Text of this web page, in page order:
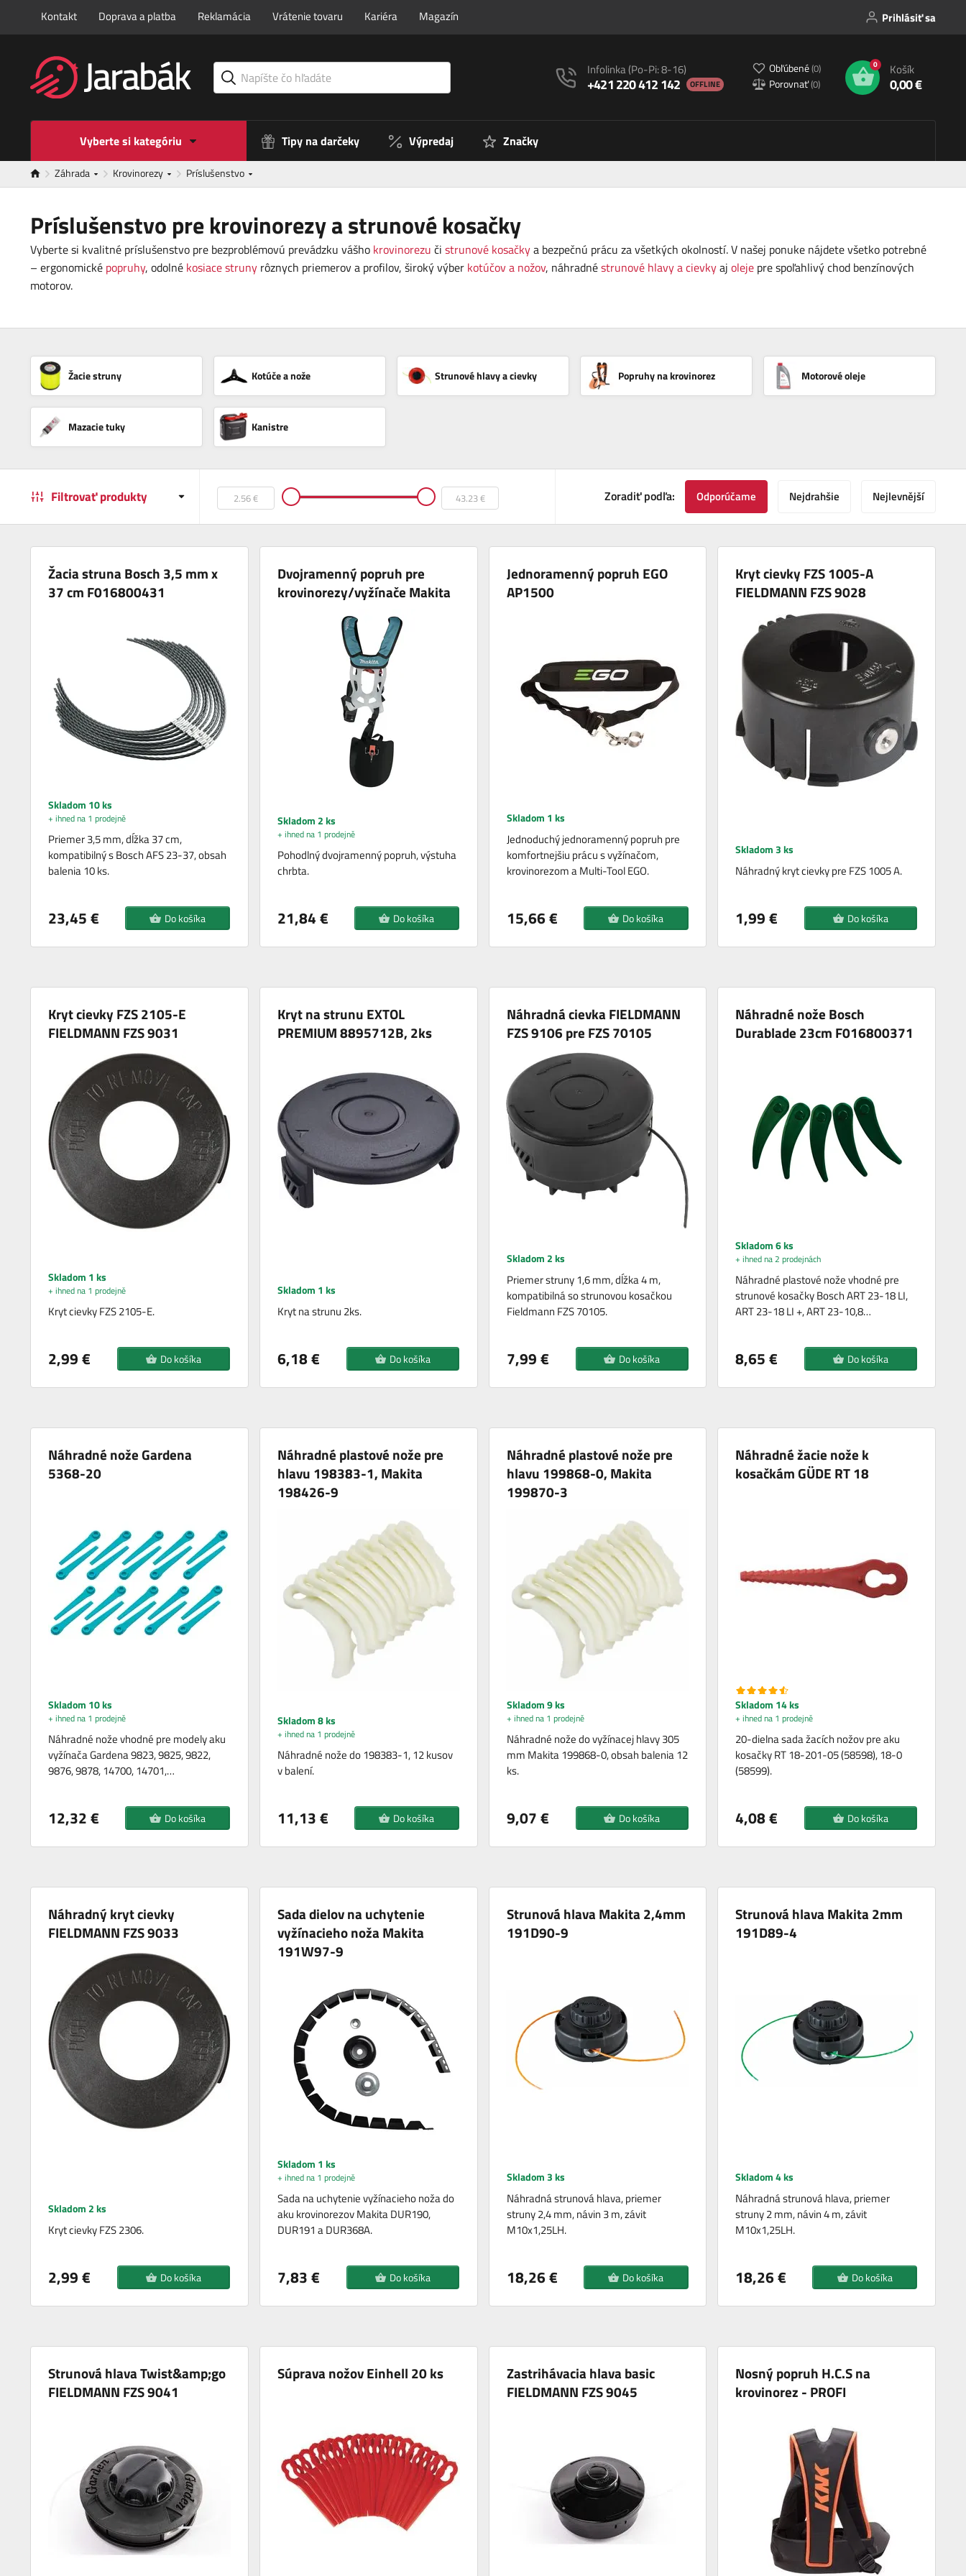
Kontakt Doprava a platba Reklamácia Vrátenie tovaru Kariéra Magazín Prihlásiť sa
Infolinka(Po-Pi: 8-16)
+421 220 412 142 OFFLINE
Obľúbené(0)
Porovnať(0)
0 Košík
0,00 €
Vyberte si kategóriu Tipy na darčeky Výpredaj Značky
Záhrada Krovinorezy Príslušenstvo
Príslušenstvo pre krovinorezy a strunové kosačky
Vyberte si kvalitné príslušenstvo pre bezproblémovú prevádzku vášho krovinorezu či strunové kosačkya bezpečnú prácu za všetkých okolností. V našej ponuke nájdete všetko potrebné
– ergonomické popruhy, odolné kosiace struny rôznych priemerov a profilov, široký výber kotúčov a nožov, náhradnéstrunové hlavy a cievkyaj oleje pre spoľahlivý chod benzínových
motorov.
Žacie struny Kotúče a nože Strunové hlavy a cievky Popruhy na krovinorez Motorové oleje
Mazacie tuky Kanistre
Filtrovať produkty Zoradiť podľa: Odporúčame Nejdrahšie Nejlevnější
Žacia struna Bosch 3,5 mm x
37 cm F016800431
Skladom 10 ks
+ ihned na 1 prodejně
Priemer 3,5 mm, dĺžka 37 cm,
kompatibilný s Bosch AFS 23-37, obsah
balenia 10 ks.
23,45 € Do košíka
Dvojramenný popruh pre
krovinorezy/vyžínače Makita
Skladom 2 ks
+ ihned na 1 prodejně
Pohodlný dvojramenný popruh, výstuha
chrbta.
21,84 € Do košíka
Jednoramenný popruh EGO
AP1500
Skladom 1 ks
Jednoduchý jednoramenný popruh pre
komfortnejšiu prácu s vyžínačom,
krovinorezom a Multi-Tool EGO.
15,66 € Do košíka
Kryt cievky FZS 1005-A
FIELDMANN FZS 9028
Skladom 3 ks
Náhradný kryt cievky pre FZS 1005 A.
1,99 € Do košíka
Kryt cievky FZS 2105-E
FIELDMANN FZS 9031
Skladom 1 ks
+ ihned na 1 prodejně
Kryt cievky FZS 2105-E.
2,99 € Do košíka
Kryt na strunu EXTOL
PREMIUM 8895712B, 2ks
Skladom 1 ks
Kryt na strunu 2ks.
6,18 € Do košíka
Náhradná cievka FIELDMANN
FZS 9106 pre FZS 70105
Skladom 2 ks
Priemer struny 1,6 mm, dĺžka 4 m,
kompatibilná so strunovou kosačkou
Fieldmann FZS 70105.
7,99 € Do košíka
Náhradné nože Bosch
Durablade 23cm F016800371
Skladom 6 ks
+ ihned na 2 prodejnách
Náhradné plastové nože vhodné pre
strunové kosačky Bosch ART 23-18 LI,
ART 23-18 LI +, ART 23-10,8…
8,65 € Do košíka
Náhradné nože Gardena
5368-20
Skladom 10 ks
+ ihned na 1 prodejně
Náhradné nože vhodné pre modely aku
vyžínača Gardena 9823, 9825, 9822,
9876, 9878, 14700, 14701,…
12,32 € Do košíka
Náhradné plastové nože pre
hlavu 198383-1, Makita
198426-9
Skladom 8 ks
+ ihned na 1 prodejně
Náhradné nože do 198383-1, 12 kusov
v balení.
11,13 € Do košíka
Náhradné plastové nože pre
hlavu 199868-0, Makita
199870-3
Skladom 9 ks
+ ihned na 1 prodejně
Náhradné nože do vyžínacej hlavy 305
mm Makita 199868-0, obsah balenia 12
ks.
9,07 € Do košíka
Náhradné žacie nože k
kosačkám GÜDE RT 18
Skladom 14 ks
+ ihned na 1 prodejně
20-dielna sada žacích nožov pre aku
kosačky RT 18-201-05 (58598), 18-0
(58599).
4,08 € Do košíka
Náhradný kryt cievky
FIELDMANN FZS 9033
Skladom 2 ks
Kryt cievky FZS 2306.
2,99 € Do košíka
Sada dielov na uchytenie
vyžínacieho noža Makita
191W97-9
Skladom 1 ks
+ ihned na 1 prodejně
Sada na uchytenie vyžínacieho noža do
aku krovinorezov Makita DUR190,
DUR191 a DUR368A.
7,83 € Do košíka
Strunová hlava Makita 2,4mm
191D90-9
Skladom 3 ks
Náhradná strunová hlava, priemer
struny 2,4 mm, návin 3 m, závit
M10x1,25LH.
18,26 € Do košíka
Strunová hlava Makita 2mm
191D89-4
Skladom 4 ks
Náhradná strunová hlava, priemer
struny 2 mm, návin 4 m, závit
M10x1,25LH.
18,26 € Do košíka
Strunová hlava Twist&amp;go
FIELDMANN FZS 9041
Súprava nožov Einhell 20 ks
Zastrihávacia hlava basic
FIELDMANN FZS 9045
Nosný popruh H.C.S na
krovinorez - PROFI